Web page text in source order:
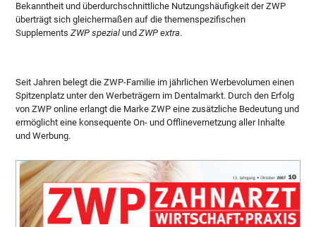
Bekanntheit und überdurchschnittliche Nutzungshäufigkeit der ZWP
überträgt sich gleichermaßen auf die themenspezifischen
SupplementsZWP spezial undZWP extra.
Seit Jahren belegt die ZWP-Familie im jährlichen Werbevolumen einen
Spitzenplatz unter den Werbeträgern im Dentalmarkt. Durch den Erfolg
von ZWP online erlangt die Marke ZWP eine zusätzliche Bedeutung und
ermöglicht eine konsequente On- und Offlinevernetzung aller Inhalte
und Werbung.